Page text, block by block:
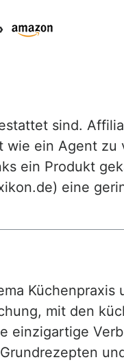
sind.
wie ein Agent zu
ein Produkt
eine
Küchenpraxis
mit den
einzigartige